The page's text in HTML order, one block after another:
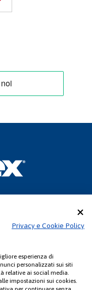
Como (CO)
1 - 22100 Como (CO)
delle imprese di Como
50.000,00
Privacy e Cookie Policy
esperienza di
personalizzati sui siti
relative ai social media.
impostazioni sui cookies.